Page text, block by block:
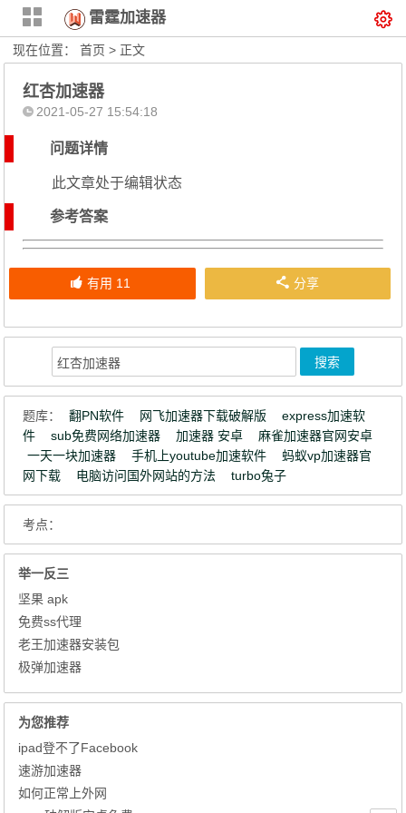
雷霆加速器
现在位置：首页 > 正文
红杏加速器
2021-05-27 15:54:18
问题详情
此文章处于编辑状态
参考答案
有用 11 分享
题库： 翻PN软件 网飞加速器下载破解版
express加速软
件
sub免费网络加速器 加速器 安卓
麻雀加速器官网安卓
一天一块加速器
手机上youtube加速软件
蚂蚁vp加速器官
网下载
电脑访问国外网站的方法 turbo兔子
考点：
举一反三
坚果 apk
免费ss代理
老王加速器安装包
极弹加速器
为您推荐
ipad登不了Facebook
速游加速器
如何正常上外网